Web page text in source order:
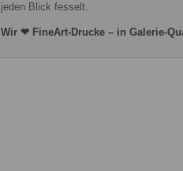
jeden Blick fesselt.
Wir ❤ FineArt-Drucke – in Galerie-